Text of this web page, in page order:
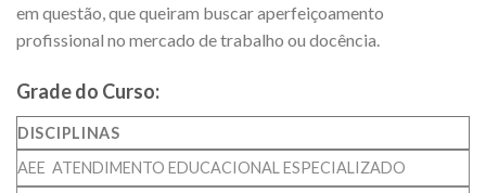
em questão, que queiram buscar aperfeiçoamento
profissional no mercado de trabalho ou docência.
Grade do Curso:
DISCIPLINAS
AEE  ATENDIMENTO EDUCACIONAL ESPECIALIZADO